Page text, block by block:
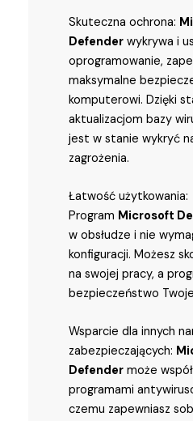
Skuteczna ochrona:
Defender wykrywa i
oprogramowanie,
maksymalne
komputerowi. Dzięki
aktualizacjom bazy
jest w stanie wykryć
zagrożenia.
Łatwość użytkowania:
Program Microsoft
w obsłudze i nie
konfiguracji. Możesz
na swojej pracy, a
bezpieczeństwo
Wsparcie dla innych
zabezpieczających:
Defender może
programami
czemu zapewniasz